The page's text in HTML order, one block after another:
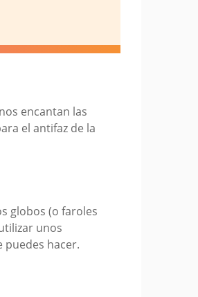
encantan las
el antifaz de la
globos (o faroles
unos
hacer.